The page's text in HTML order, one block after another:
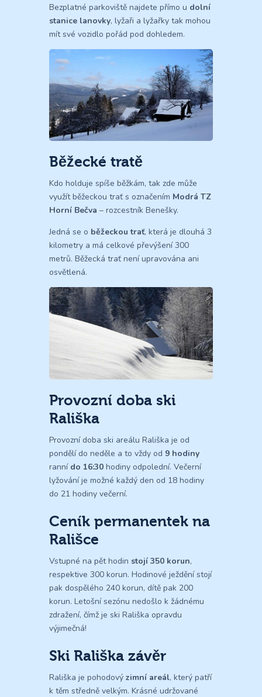
Bezplatné parkoviště najdete přímo u dolní
stanice lanovky, lyžaři a lyžařky tak mohou
mít své vozidlo pořád pod dohledem.
Běžecké tratě
Kdo holduje spíše běžkám, tak zde může
využít běžeckou trať s označením Modrá TZ
Horní Bečva – rozcestník Benešky.
Jedná se o běžeckou trať, která je dlouhá 3
kilometry a má celkové převýšení 300
metrů. Běžecká trať není upravována ani
osvětlená.
Provozní doba ski
Rališka
Provozní doba ski areálu Rališka je od
pondělí do neděle a to vždy od 9 hodiny
ranní do 16:30 hodiny odpolední. Večerní
lyžování je možné každý den od 18 hodiny
do 21 hodiny večerní.
Ceník permanentek na
Rališce
Vstupné na pět hodin stojí 350 korun,
respektive 300 korun. Hodinové ježdění stojí
pak dospělého 240 korun, dítě pak 200
korun. Letošní sezónu nedošlo k žádnému
zdražení, čímž je ski Rališka opravdu
výjimečná!
Ski Rališka závěr
Rališka je pohodový zimní areál, který patří
k těm středně velkým. Krásné udržované